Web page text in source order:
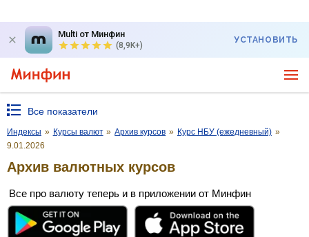
Multi от Минфин
(8,9K+)
УСТАНОВИТЬ
Все показатели
Индексы » Курсы валют » Архив курсов » Курс НБУ (ежедневный) »
9.01.2026
Архив валютных курсов
Все про валюту теперь и в приложении от Минфин